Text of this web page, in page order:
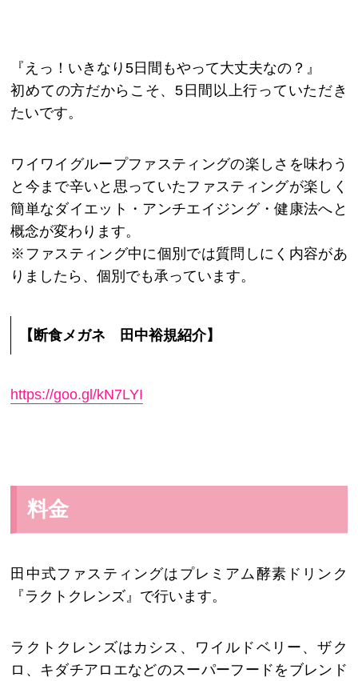
『えっ！いきなり5日間もやって大丈夫なの？』
初めての方だからこそ、5日間以上行っていただき
たいです。
ワイワイグループファスティングの楽しさを味わう
と今まで辛いと思っていたファスティングが楽しく
簡単なダイエット・アンチエイジング・健康法へと
概念が変わります。
※ファスティング中に個別では質問しにく内容があ
りましたら、個別でも承っています。
【断食メガネ 田中裕規紹介】
https://goo.gl/kN7LYI
料金
田中式ファスティングはプレミアム酵素ドリンク
『ラクトクレンズ』で行います。
ラクトクレンズはカシス、ワイルドベリー、ザク
ロ、キダチアロエなどのスーパーフードをブレンド